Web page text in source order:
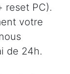
reset PC).
votre
de 24h.